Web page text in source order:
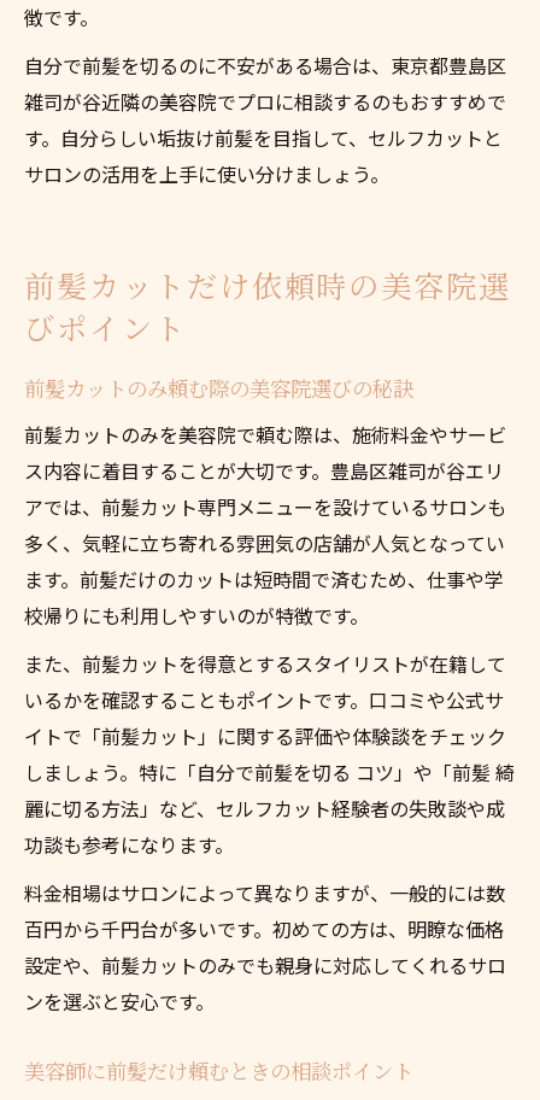
徴です。
自分で前髪を切るのに不安がある場合は、東京都豊島区
雑司が谷近隣の美容院でプロに相談するのもおすすめで
す。自分らしい垢抜け前髪を目指して、セルフカットと
サロンの活用を上手に使い分けましょう。
前髪カットだけ依頼時の美容院選
びポイント
前髪カットのみ頼む際の美容院選びの秘訣
前髪カットのみを美容院で頼む際は、施術料金やサービ
ス内容に着目することが大切です。豊島区雑司が谷エリ
アでは、前髪カット専門メニューを設けているサロンも
多く、気軽に立ち寄れる雰囲気の店舗が人気となってい
ます。前髪だけのカットは短時間で済むため、仕事や学
校帰りにも利用しやすいのが特徴です。
また、前髪カットを得意とするスタイリストが在籍して
いるかを確認することもポイントです。口コミや公式サ
イトで「前髪カット」に関する評価や体験談をチェック
しましょう。特に「自分で前髪を切る コツ」や「前髪 綺
麗に切る方法」など、セルフカット経験者の失敗談や成
功談も参考になります。
料金相場はサロンによって異なりますが、一般的には数
百円から千円台が多いです。初めての方は、明瞭な価格
設定や、前髪カットのみでも親身に対応してくれるサロ
ンを選ぶと安心です。
美容師に前髪だけ頼むときの相談ポイント